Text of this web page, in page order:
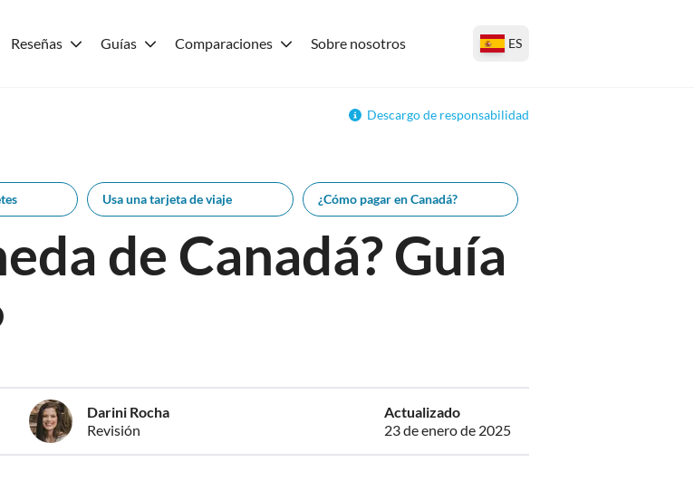
Reseñas Guías Comparaciones Sobre nosotros ES
Descargo de responsabilidad
Usa una tarjeta de viaje ¿Cómo pagar en Canadá?
de Canadá? Guía
Darini Rocha
Revisión
Actualizado
23 de enero de 2025